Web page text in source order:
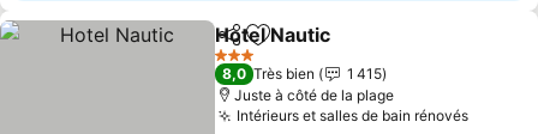
PartagerAjouter à mes favoris
Hotel Nautic
3 Étoiles
8,0 Très bien
1 415
Juste à côté de la plage
Intérieurs et salles de bain rénovés